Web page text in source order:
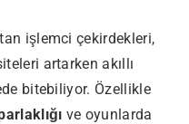
işlemci çekirdekleri,
artarken akıllı
bitebiliyor. Özellikle
ve oyunlarda